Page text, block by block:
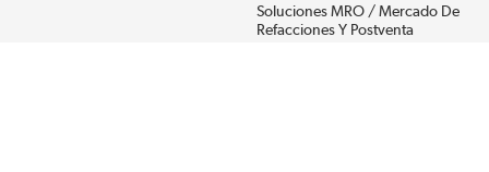
Soluciones MRO / Mercado De
Refacciones Y Postventa